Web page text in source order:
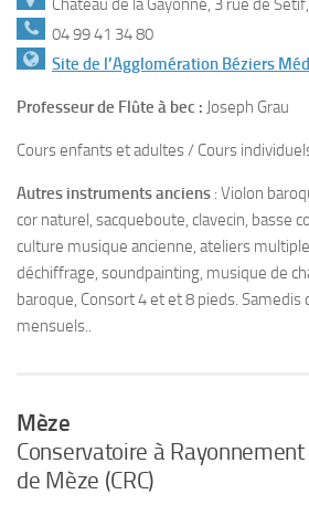
Château de la Gayonne, 3 rue de
04 99 41 34 80
Site de l’Agglomération Béziers
Professeur de Flûte à bec : Joseph Grau
Cours enfants et adultes / Cours
Autres instruments anciens : Violon
cor naturel, sacqueboute, clavecin, basse
culture musique ancienne, ateliers
déchiffrage, soundpainting, musique de
baroque, Consort 4 et et 8 pieds.
mensuels..
Mèze
Conservatoire à
de Mèze (CRC)